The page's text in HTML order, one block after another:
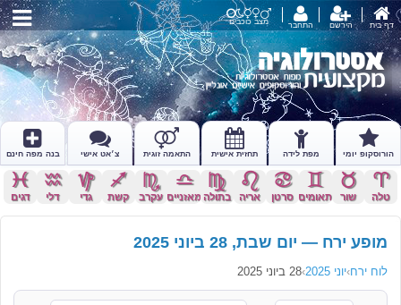
דף בית הירשם התחבר מצב כוכבים
הורוסקופ יומי מפת לידה תחזית אישית התאמה זוגית צ׳אט אישי בנה מפה חינם
a
טלה
s
שור
d
תאומים
f
סרטן
g
אריה
h
בתולה
j
מאזניים
k
עקרב
l
קשת
z
גדי
x
דלי
c
דגים
מופע ירח — יום שבת, 28 ביוני 2025
לוח ירח›יוני 2025 ›28 ביוני 2025